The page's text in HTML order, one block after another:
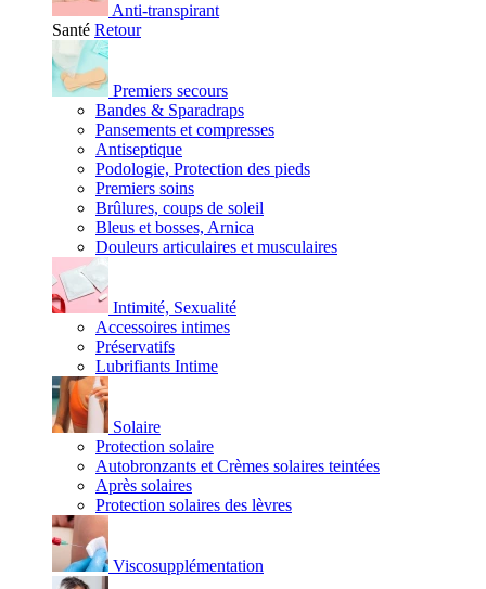
Anti-transpirant
Santé Retour
Premiers secours
Bandes & Sparadraps
Pansements et compresses
Antiseptique
Podologie, Protection des pieds
Premiers soins
Brûlures, coups de soleil
Bleus et bosses, Arnica
Douleurs articulaires et musculaires
Intimité, Sexualité
Accessoires intimes
Préservatifs
Lubrifiants Intime
Solaire
Protection solaire
Autobronzants et Crèmes solaires teintées
Après solaires
Protection solaires des lèvres
Viscosupplémentation